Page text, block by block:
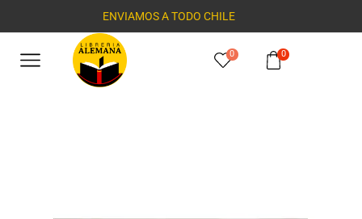
ENVIAMOS A TODO CHILE
0 0